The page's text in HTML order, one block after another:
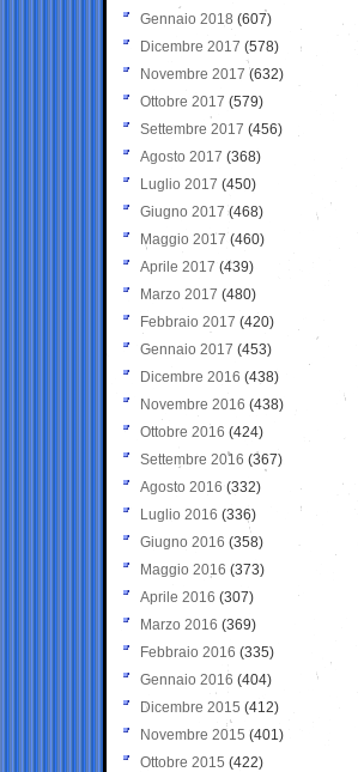
Gennaio 2018 (607)
Dicembre 2017 (578)
Novembre 2017 (632)
Ottobre 2017 (579)
Settembre 2017 (456)
Agosto 2017 (368)
Luglio 2017 (450)
Giugno 2017 (468)
Maggio 2017 (460)
Aprile 2017 (439)
Marzo 2017 (480)
Febbraio 2017 (420)
Gennaio 2017 (453)
Dicembre 2016 (438)
Novembre 2016 (438)
Ottobre 2016 (424)
Settembre 2016 (367)
Agosto 2016 (332)
Luglio 2016 (336)
Giugno 2016 (358)
Maggio 2016 (373)
Aprile 2016 (307)
Marzo 2016 (369)
Febbraio 2016 (335)
Gennaio 2016 (404)
Dicembre 2015 (412)
Novembre 2015 (401)
Ottobre 2015 (422)